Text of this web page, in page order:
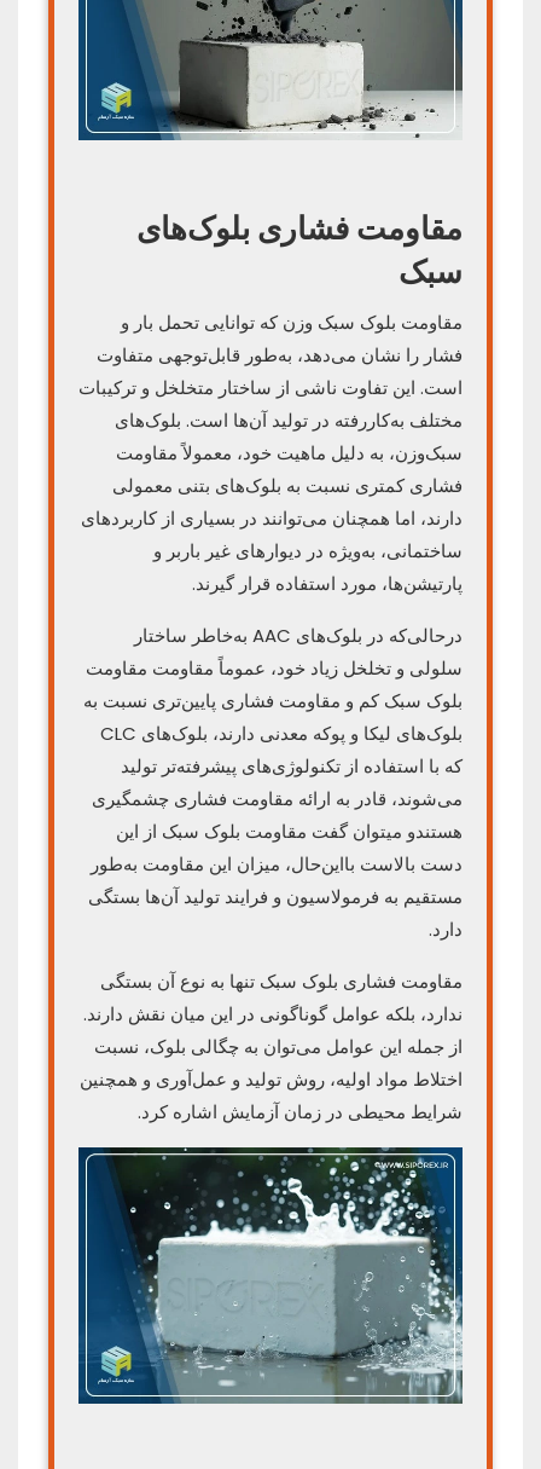
مقاومت فشاری بلوک‌های
سبک
مقاومت بلوک سبک وزن که توانایی تحمل بار و
فشار را نشان می‌دهد، به‌طور قابل‌توجهی متفاوت
است. این تفاوت ناشی از ساختار متخلخل و ترکیبات
مختلف به‌کاررفته در تولید آن‌ها است. بلوک‌های
سبک‌وزن، به دلیل ماهیت خود، معمولاً مقاومت
فشاری کمتری نسبت به بلوک‌های بتنی معمولی
دارند، اما همچنان می‌توانند در بسیاری از کاربردهای
ساختمانی، به‌ویژه در دیوارهای غیر باربر و
پارتیشن‌ها، مورد استفاده قرار گیرند.
درحالی‌که در بلوک‌های AAC به‌خاطر ساختار
سلولی و تخلخل زیاد خود، عموماً مقاومت مقاومت
بلوک سبک کم و مقاومت فشاری پایین‌تری نسبت به
بلوک‌های لیکا و پوکه معدنی دارند، بلوک‌های CLC
که با استفاده از تکنولوژی‌های پیشرفته‌تر تولید
می‌شوند، قادر به ارائه مقاومت فشاری چشمگیری
هستندو میتوان گفت مقاومت بلوک سبک از این
دست بالاست بااین‌حال، میزان این مقاومت به‌طور
مستقیم به فرمولاسیون و فرایند تولید آن‌ها بستگی
دارد.
مقاومت فشاری بلوک سبک تنها به نوع آن بستگی
ندارد، بلکه عوامل گوناگونی در این میان نقش دارند.
از جمله این عوامل می‌توان به چگالی بلوک، نسبت
اختلاط مواد اولیه، روش تولید و عمل‌آوری و همچنین
شرایط محیطی در زمان آزمایش اشاره کرد.